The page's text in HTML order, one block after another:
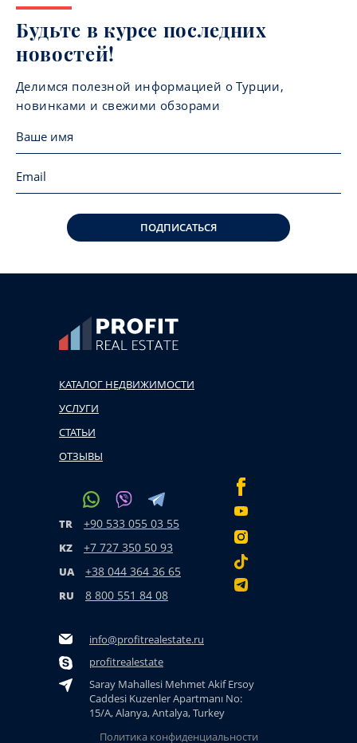
Будьте в курсе последних
новостей!
Делимся полезной информацией о Турции,
новинками и свежими обзорами
ПОДПИСАТЬСЯ
КАТАЛОГ НЕДВИЖИМОСТИ
УСЛУГИ
СТАТЬИ
ОТЗЫВЫ
TR +90 533 055 03 55
KZ +7 727 350 50 93
UA +38 044 364 36 65
RU 8 800 551 84 08
info@profitrealestate.ru
profitrealestate
Saray Mahallesi Mehmet Akif Ersoy
Caddesi Kuzenler Apartmanı No:
15/A, Alanya, Antalya, Turkey
Политика конфиденциальности